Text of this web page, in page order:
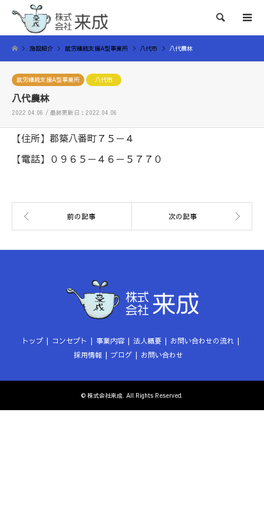
検索
施設紹介 就労継続支援A型事業所 八代市 八代農林
就労継続支援A型事業所 八代市
八代農林
2022.04.06 / 最終更新日：2022.04.06
【住所】郡築八番町７５－４
【電話】０９６５－４６－５７７０
トップ コンセプト 事業内容 法人概要
お問い合わせの流れ
採用情報
ブログ お問い合わせ
© 株式会社来成. All Rights Reserved.